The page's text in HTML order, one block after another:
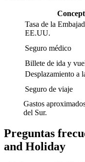
Tasa de la
EE.UU.
Seguro médico
Billete de ida y
Desplazamiento a
Seguro de viaje
Gastos
del Sur.
Preguntas
and Holiday